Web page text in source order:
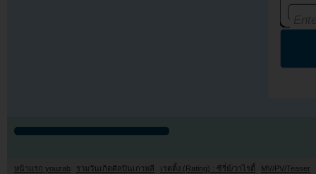
หน้าแรก youzab รวมวันเกิดศิลปินเกาหลี เรตติ้ง (Rating) : ซีรี่ย์/วาไรตี้
MV/PV/Teaser